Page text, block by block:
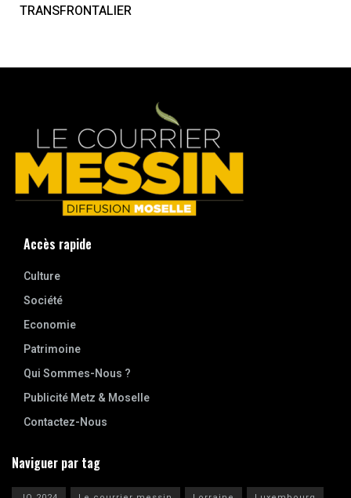
TRANSFRONTALIER
Accès rapide
Culture
Société
Economie
Patrimoine
Qui Sommes-Nous ?
Publicité Metz & Moselle
Contactez-Nous
Naviguer par tag